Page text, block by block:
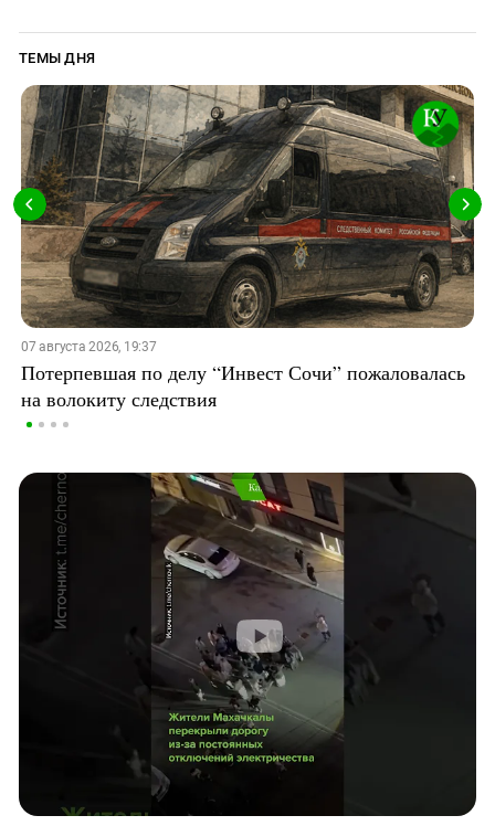
ТЕМЫ ДНЯ
07 августа 2026, 19:37
Потерпевшая по делу “Инвест Сочи” пожаловалась
на волокиту следствия